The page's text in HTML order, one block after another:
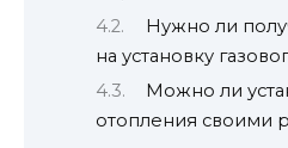
Нужно ли
на установку
Можно ли
отопления своими